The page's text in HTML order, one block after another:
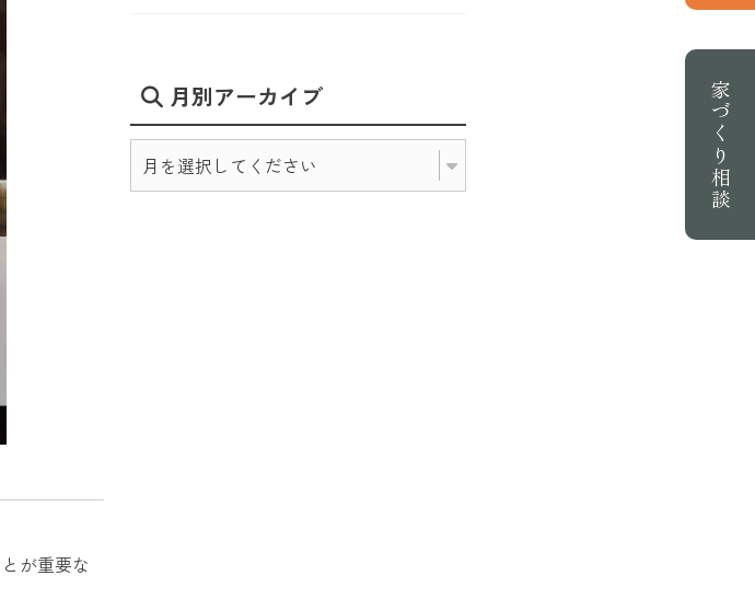
が重要な
月別アーカイブ 家づくり相談